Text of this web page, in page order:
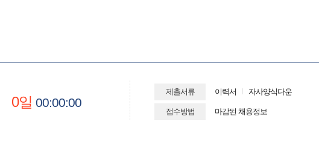
0일 00:00:00
제출서류 이력서 자사양식다운
접수방법 마감된 채용정보